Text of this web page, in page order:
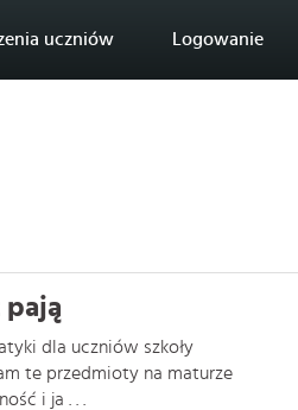
uczniów Logowanie
pają
dla uczniów szkoły
te przedmioty na maturze
i ja . . .